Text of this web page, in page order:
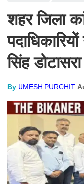
शहर जिला
सिंह
By UMESH PUROHIT